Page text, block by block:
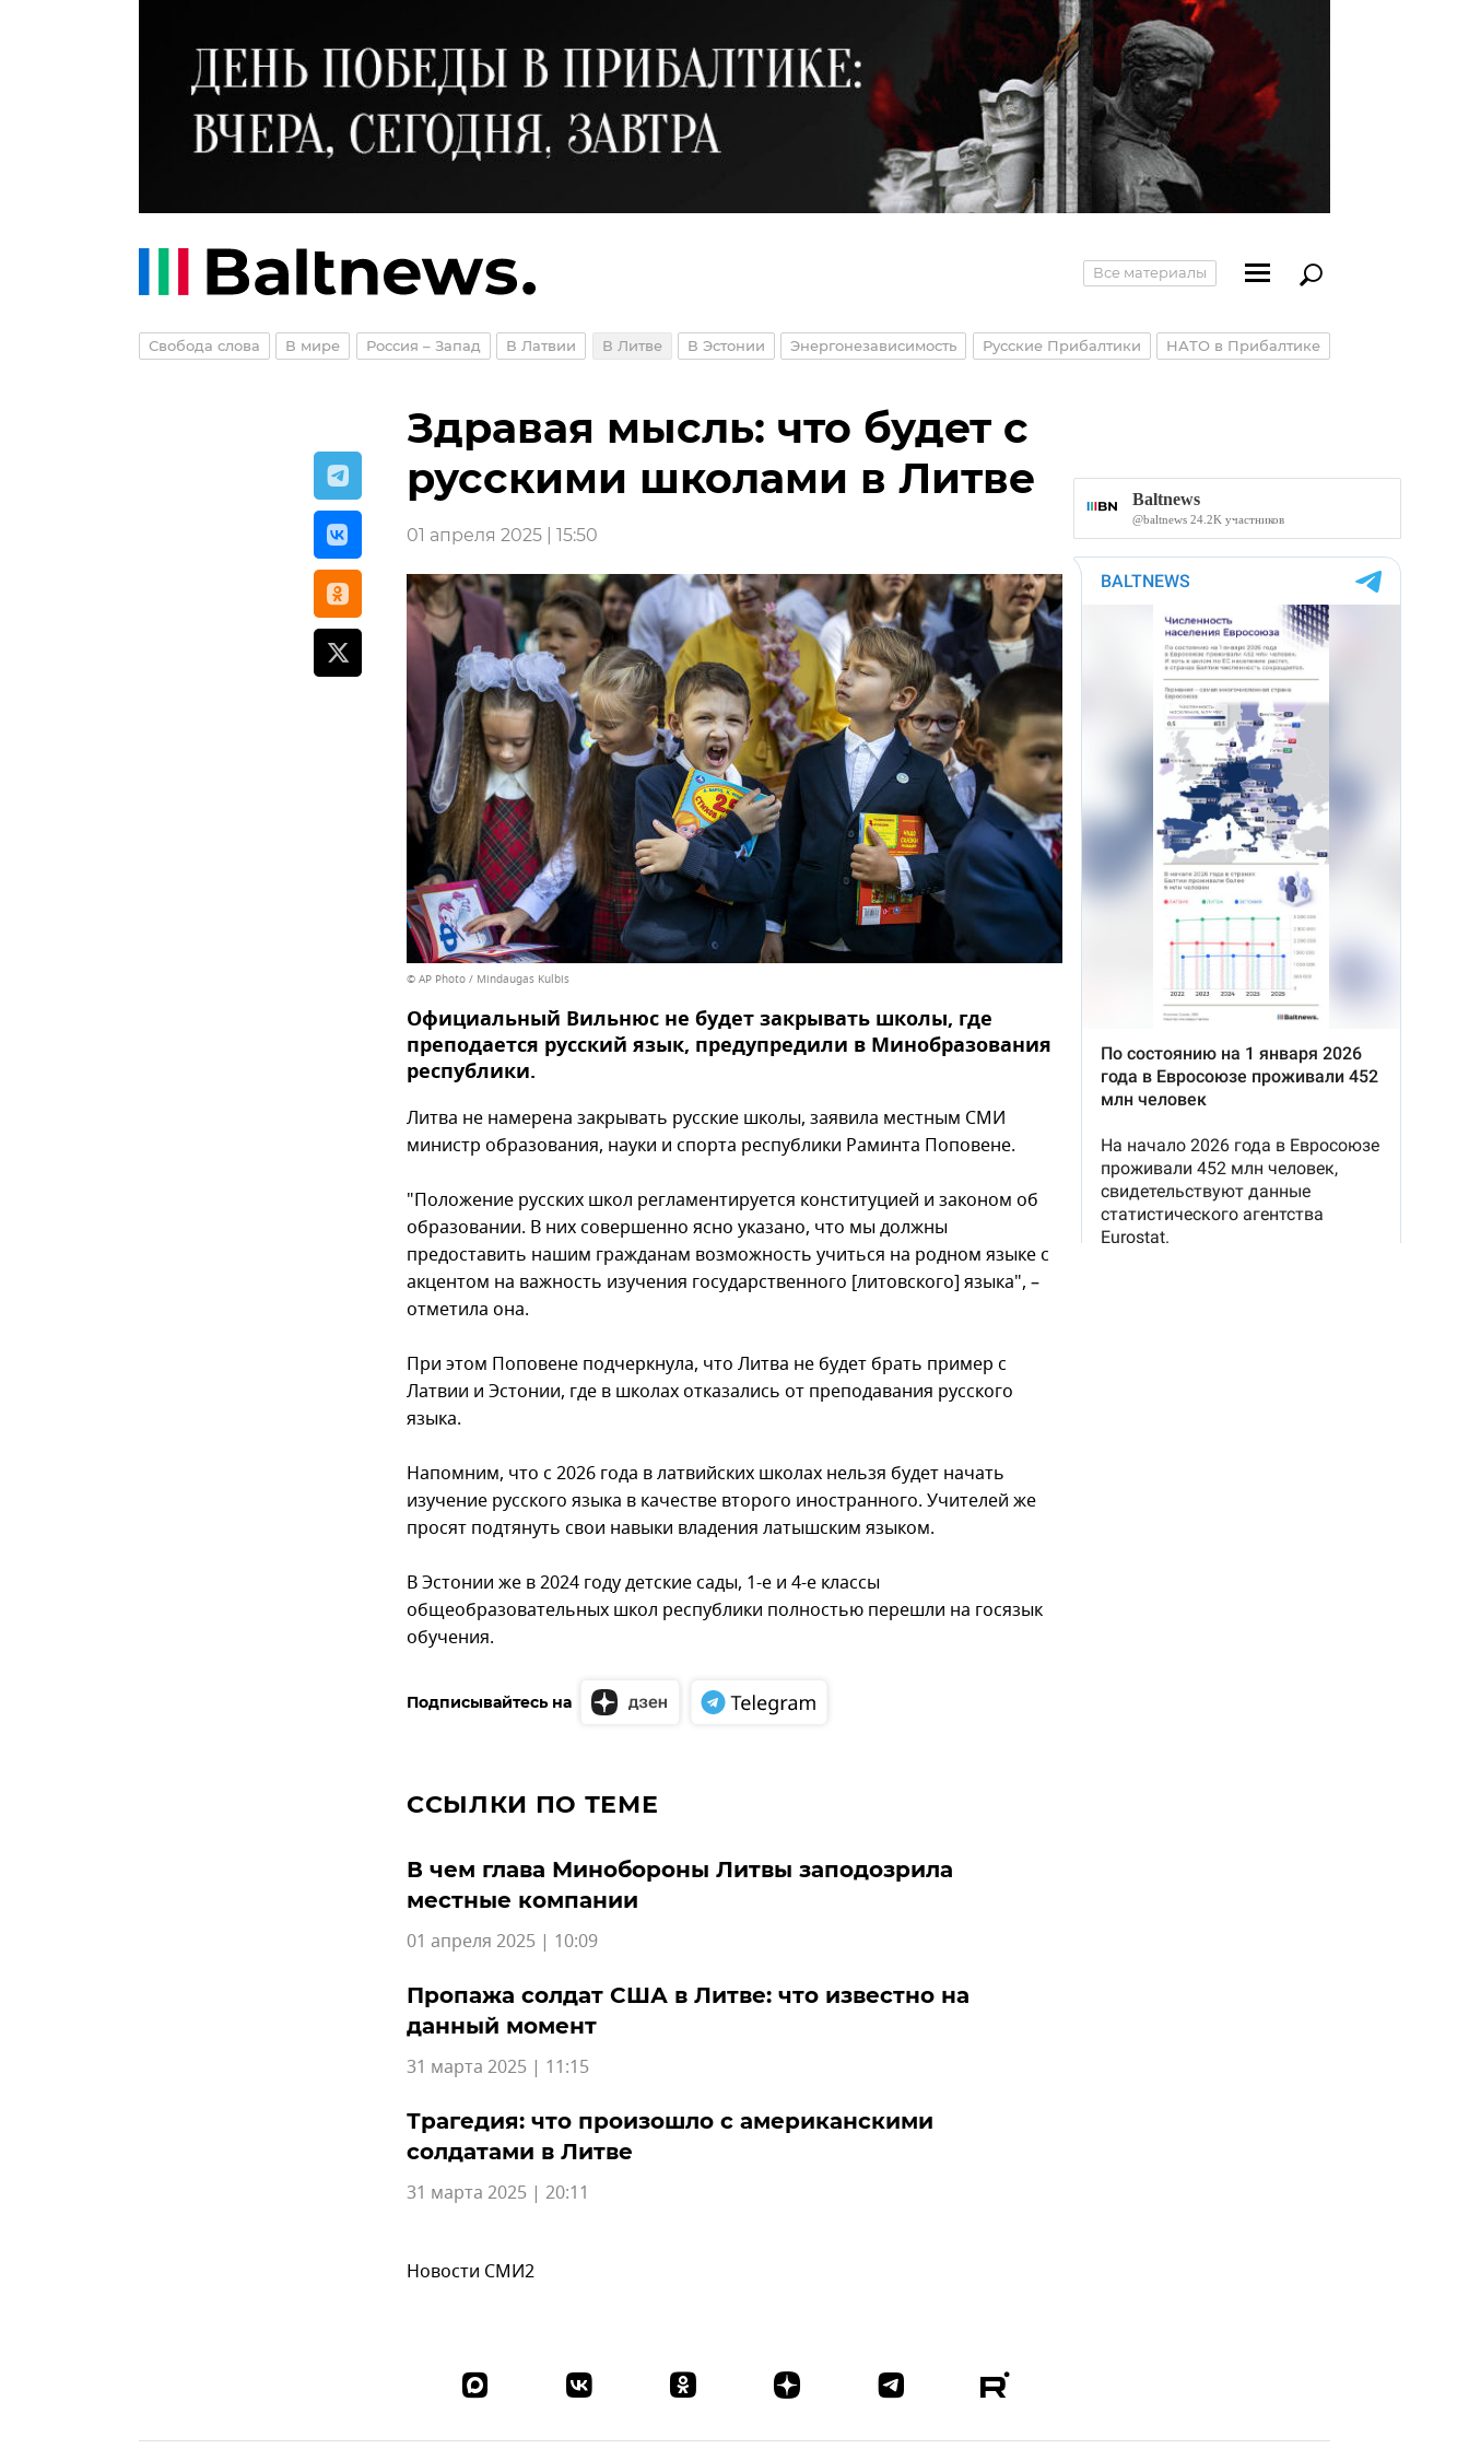
Все материалы
Свобода слова В мире Россия – Запад В Латвии В Литве В Эстонии Энергонезависимость Русские Прибалтики НАТО в Прибалтике
Здравая мысль: что будет с
русскими школами в Литве
01 апреля 2025 | 15:50
© AP Photo / Mindaugas Kulbis
Официальный Вильнюс не будет закрывать школы, где
преподается русский язык, предупредили в Минобразования
республики.
Литва не намерена закрывать русские школы, заявила местным СМИ
министр образования, науки и спорта республики Раминта Поповене.
"Положение русских школ регламентируется конституцией и законом об
образовании. В них совершенно ясно указано, что мы должны
предоставить нашим гражданам возможность учиться на родном языке с
акцентом на важность изучения государственного [литовского] языка", –
отметила она.
При этом Поповене подчеркнула, что Литва не будет брать пример с
Латвии и Эстонии, где в школах отказались от преподавания русского
языка.
Напомним, что с 2026 года в латвийских школах нельзя будет начать
изучение русского языка в качестве второго иностранного. Учителей же
просят подтянуть свои навыки владения латышским языком.
В Эстонии же в 2024 году детские сады, 1-е и 4-е классы
общеобразовательных школ республики полностью перешли на госязык
обучения.
Подписывайтесь на
ССЫЛКИ ПО ТЕМЕ
В чем глава Минобороны Литвы заподозрила
местные компании
01 апреля 2025 | 10:09
Пропажа солдат США в Литве: что известно на
данный момент
31 марта 2025 | 11:15
Трагедия: что произошло с американскими
солдатами в Литве
31 марта 2025 | 20:11
Новости СМИ2